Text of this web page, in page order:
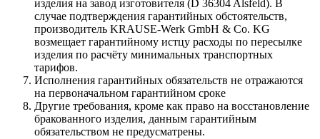
изделия на завод изготовителя (D 36304 Alsfeld). В
случае подтверждения гарантийных обстоятельств,
производитель KRAUSE-Werk GmbH & Со. KG
возмещает гарантийному истцу расходы по пересылке
изделия по расчёту минимальных транспортных
тарифов.
Исполнения гарантийных обязательств не отражаются
на первоначальном гарантийном сроке
Другие требования, кроме как право на восстановление
бракованного изделия, данным гарантийным
обязательством не предусматрены.